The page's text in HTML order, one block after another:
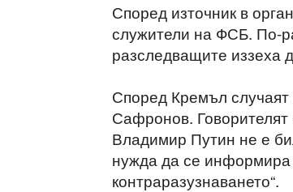
Според източник в
служители на ФСБ. По-
разследващите иззеха
Според Кремъл случаят
Сафронов.
Владимир Путин не е
нужда да се информира
контраразузнаването“.